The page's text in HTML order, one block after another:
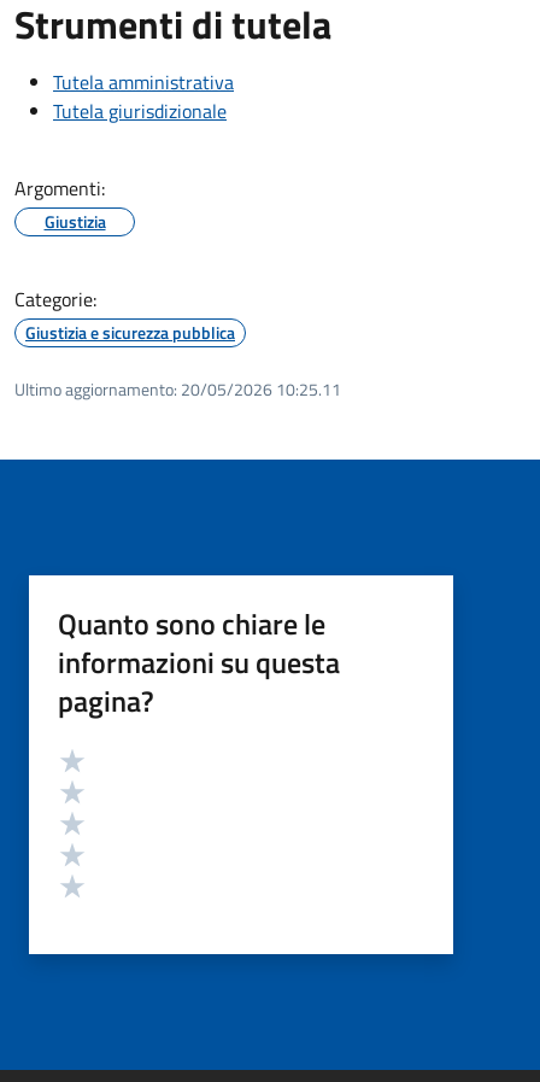
Strumenti di tutela
Tutela amministrativa
Tutela giurisdizionale
Argomenti:
Giustizia
Categorie:
Giustizia e sicurezza pubblica
Ultimo aggiornamento: 20/05/2026 10:25.11
Quanto sono chiare le
informazioni su questa
pagina?
Valutazione